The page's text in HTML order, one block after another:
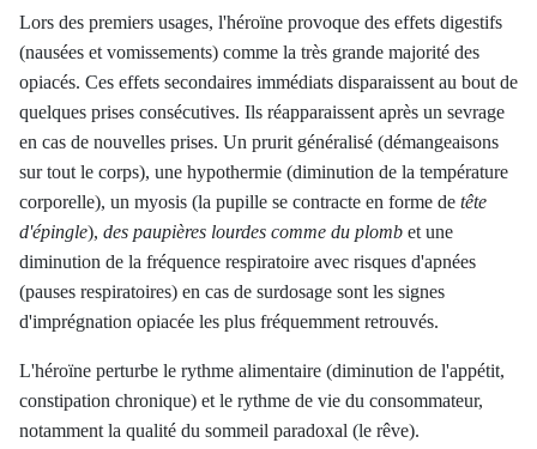
Lors des premiers usages, l'héroïne provoque des effets digestifs
(nausées et vomissements) comme la très grande majorité des
opiacés. Ces effets secondaires immédiats disparaissent au bout de
quelques prises consécutives. Ils réapparaissent après un sevrage
en cas de nouvelles prises. Un prurit généralisé (démangeaisons
sur tout le corps), une hypothermie (diminution de la température
corporelle), un myosis (la pupille se contracte en forme de tête
d'épingle), des paupières lourdes comme du plomb et une
diminution de la fréquence respiratoire avec risques d'apnées
(pauses respiratoires) en cas de surdosage sont les signes
d'imprégnation opiacée les plus fréquemment retrouvés.
L'héroïne perturbe le rythme alimentaire (diminution de l'appétit,
constipation chronique) et le rythme de vie du consommateur,
notamment la qualité du sommeil paradoxal (le rêve).